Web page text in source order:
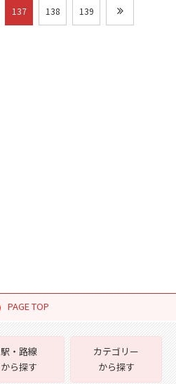
137 138 139
PAGE TOP
駅・路線
から探す
カテゴリー
から探す